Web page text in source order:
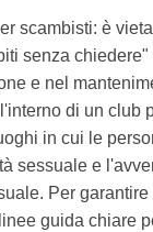
scambisti: è
senza
e nel
di un club
in cui le
sessuale e
Per garantire
guida chiare